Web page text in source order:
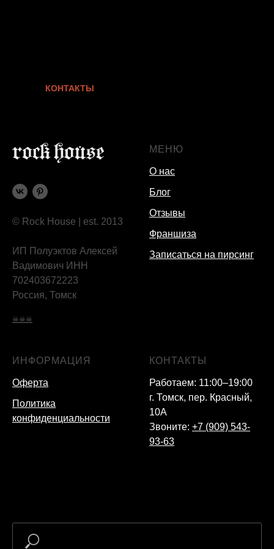
КОНТАКТЫ
© Rock House | est. 2013
ИП Полуэктов Алексей
Вадимович ИНН
702403672223
Россия, Томск
☠☠☠
МЕНЮ
О нас
Блог
Отзывы
Франшиза
Записаться на пирсинг
ИНФОРМАЦИЯ
Оферта
Политика
конфиденциальности
КОНТАКТЫ
Работаем: 11:00–19:00
г. Томск, пер. Красный,
10А
Звоните: +7 (909) 543-
93-63